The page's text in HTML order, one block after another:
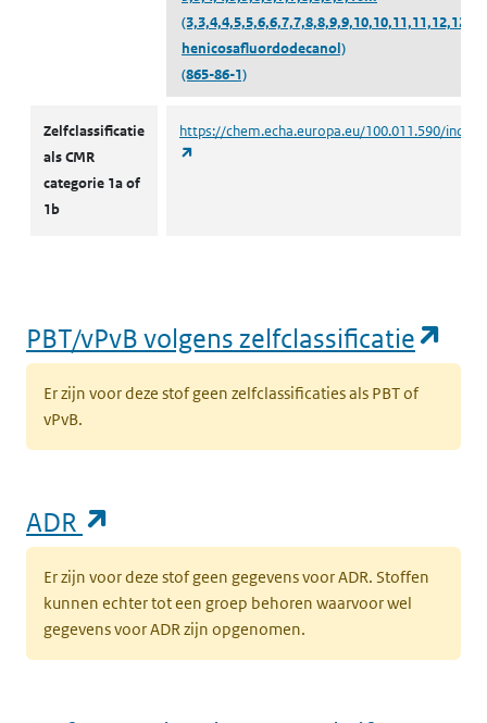
henicosafluordodecanol)
(865-86-1)
Zelfclassificatie
als CMR
categorie 1a of
1b
https://chem.echa.europa.eu/100.011.590/
PBT/vPvB volgens zelfclassificatie
Er zijn voor deze stof geen zelfclassificaties als PBT of
vPvB.
ADR
Er zijn voor deze stof geen gegevens voor ADR. Stoffen
kunnen echter tot een groep behoren waarvoor wel
gegevens voor ADR zijn opgenomen.